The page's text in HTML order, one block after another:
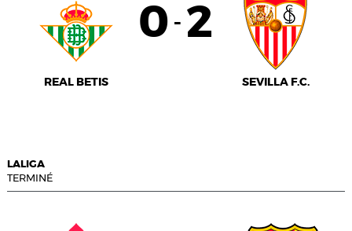
REAL BETIS
0 - 2
SEVILLA F.C.
LALIGA
TERMINÉ